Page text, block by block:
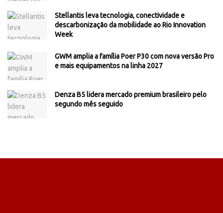
Stellantis leva tecnologia, conectividade e
descarbonização da mobilidade ao Rio Innovation
Week
GWM amplia a família Poer P30 com nova versão Pro
e mais equipamentos na linha 2027
Denza B5 lidera mercado premium brasileiro pelo
segundo mês seguido